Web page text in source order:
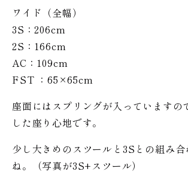
ワイド（全幅）
3S：206cm
2S：166cm
AC：109cm
FST ：65×65cm
座面にはスプリングが入っていますの
した座り心地です。
少し大きめのスツールと3Sとの組み
ね。（写真が3S+スツール）